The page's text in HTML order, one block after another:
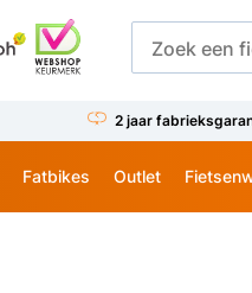
2 jaar
Fatbikes Outlet